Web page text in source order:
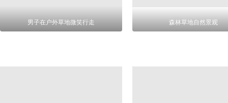
男子在户外草地微笑行走 森林草地自然景观